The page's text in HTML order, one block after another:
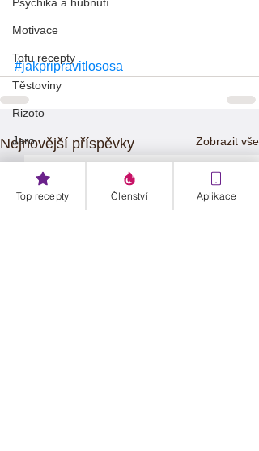
Motivace
Tofu recepty
Těstoviny
Rizoto
Jaro
Kaše
#jakpripravitlososa
Nejnovější příspěvky Zobrazit vše
Top recepty Členství Aplikace